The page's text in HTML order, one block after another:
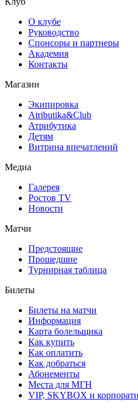
О клубе
Руководство
Спонсоры и партнеры
Академия
Контакты
Магазин
Экипировка
Atributika&Club
Атрибутика
Детям
Витрина впечатлений
Медиа
Галерея
Ростов TV
Новости
Матчи
Предстоящие
Прошедшие
Турнирная таблица
Билеты
Билеты на матчи
Информация
Карта болельщика
Как купить
Как оплатить
Как добраться
Абонементы
Места для МГН
VIP, SKYBOX и